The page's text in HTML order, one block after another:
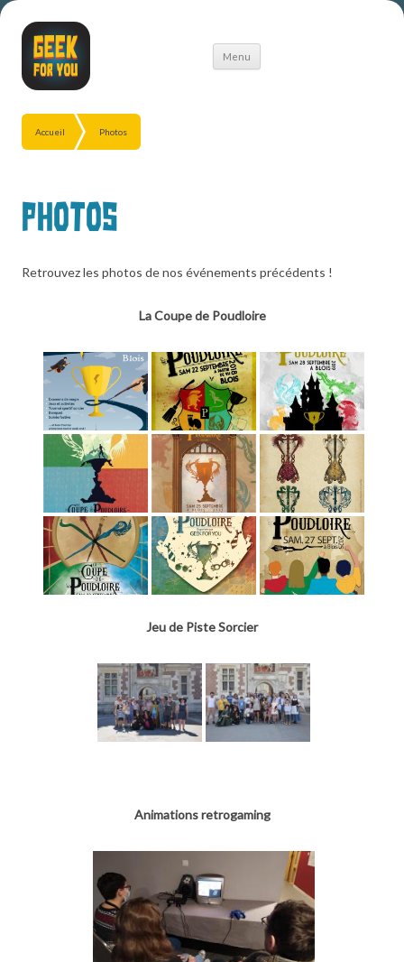
Menu
Aller
Accueil Photos
Photos
Retrouvez les photos de nos événements précédents !
La Coupe de Poudloire
Jeu de Piste Sorcier
Animations retrogaming